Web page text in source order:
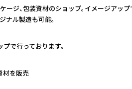
ージ、包装資材のショップ。イメージアッ
ナル製造も可能。
プで行っております。
材を販売